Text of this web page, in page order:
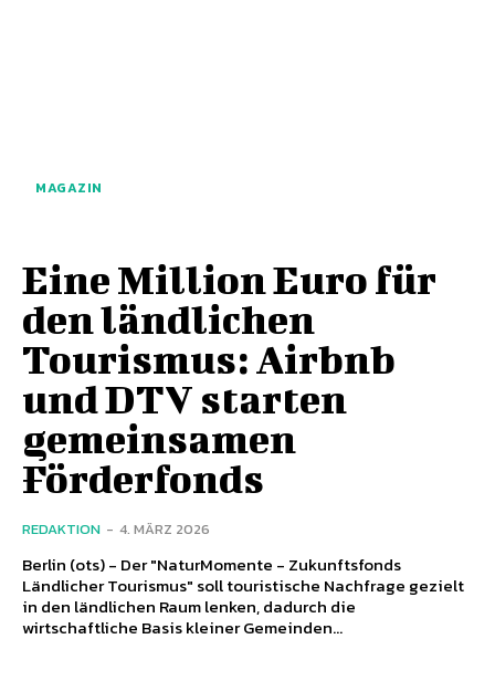
MAGAZIN
Eine Million Euro für
den ländlichen
Tourismus: Airbnb
und DTV starten
gemeinsamen
Förderfonds
REDAKTION - 4. MÄRZ 2026
Berlin (ots) - Der "NaturMomente - Zukunftsfonds
Ländlicher Tourismus" soll touristische Nachfrage gezielt
in den ländlichen Raum lenken, dadurch die
wirtschaftliche Basis kleiner Gemeinden...